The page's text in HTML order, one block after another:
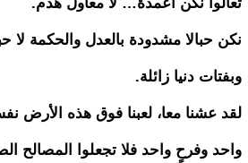
نكن حبالا مشدودة بالعدل والحكمة لا
وبفتات دنيا زائلة.
لقد عشنا معا، لعبنا فوق هذه الأرض
واحد وفرحٍ واحد فلا تجعلوا المصالح